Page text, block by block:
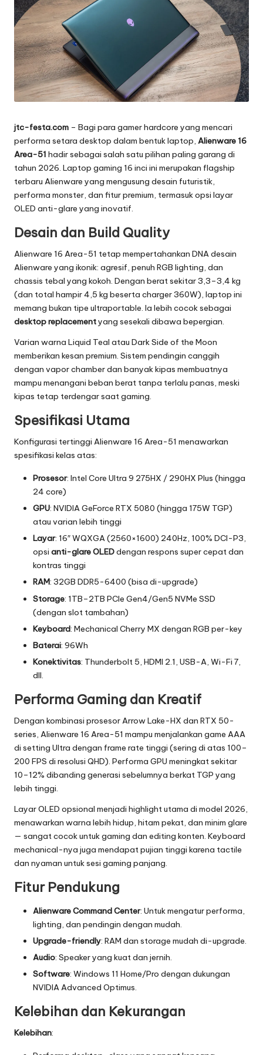
jtc-festa.com – Bagi para gamer hardcore yang mencari
performa setara desktop dalam bentuk laptop, Alienware 16
Area-51 hadir sebagai salah satu pilihan paling garang di
tahun 2026. Laptop gaming 16 inci ini merupakan flagship
terbaru Alienware yang mengusung desain futuristik,
performa monster, dan fitur premium, termasuk opsi layar
OLED anti-glare yang inovatif.
Desain dan Build Quality
Alienware 16 Area-51 tetap mempertahankan DNA desain
Alienware yang ikonik: agresif, penuh RGB lighting, dan
chassis tebal yang kokoh. Dengan berat sekitar 3,3–3,4 kg
(dan total hampir 4,5 kg beserta charger 360W), laptop ini
memang bukan tipe ultraportable. Ia lebih cocok sebagai
desktop replacementyang sesekali dibawa bepergian.
Varian warna Liquid Teal atau Dark Side of the Moon
memberikan kesan premium. Sistem pendingin canggih
dengan vapor chamber dan banyak kipas membuatnya
mampu menangani beban berat tanpa terlalu panas, meski
kipas tetap terdengar saat gaming.
Spesifikasi Utama
Konfigurasi tertinggi Alienware 16 Area-51 menawarkan
spesifikasi kelas atas:
Prosesor: Intel Core Ultra 9 275HX / 290HX Plus (hingga
24 core)
GPU: NVIDIA GeForce RTX 5080 (hingga 175W TGP)
atau varian lebih tinggi
Layar: 16″ WQXGA (2560×1600) 240Hz, 100% DCI-P3,
opsi anti-glare OLEDdengan respons super cepat dan
kontras tinggi
RAM: 32GB DDR5-6400 (bisa di-upgrade)
Storage: 1TB–2TB PCIe Gen4/Gen5 NVMe SSD
(dengan slot tambahan)
Keyboard: Mechanical Cherry MX dengan RGB per-key
Baterai: 96Wh
Konektivitas: Thunderbolt 5, HDMI 2.1, USB-A, Wi-Fi 7,
dll.
Performa Gaming dan Kreatif
Dengan kombinasi prosesor Arrow Lake-HX dan RTX 50-
series, Alienware 16 Area-51 mampu menjalankan game AAA
di setting Ultra dengan frame rate tinggi (sering di atas 100–
200 FPS di resolusi QHD). Performa GPU meningkat sekitar
10–12% dibanding generasi sebelumnya berkat TGP yang
lebih tinggi.
Layar OLED opsional menjadi highlight utama di model 2026,
menawarkan warna lebih hidup, hitam pekat, dan minim glare
— sangat cocok untuk gaming dan editing konten. Keyboard
mechanical-nya juga mendapat pujian tinggi karena tactile
dan nyaman untuk sesi gaming panjang.
Fitur Pendukung
Alienware Command Center: Untuk mengatur performa,
lighting, dan pendingin dengan mudah.
Upgrade-friendly: RAM dan storage mudah di-upgrade.
Audio: Speaker yang kuat dan jernih.
Software: Windows 11 Home/Pro dengan dukungan
NVIDIA Advanced Optimus.
Kelebihan dan Kekurangan
Kelebihan: